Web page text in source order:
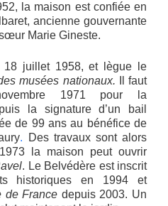
la maison est confiée en
ancienne gouvernante
Marie Gineste.
18 juillet 1958, et lègue le
musées nationaux.
Il faut
1971 pour la
la signature d’un bail
de 99 ans au bénéfice de
. Des travaux sont alors
la maison peut ouvrir
. Le Belvédère est inscrit
historiques en 1994 et
de France depuis 2003. Un